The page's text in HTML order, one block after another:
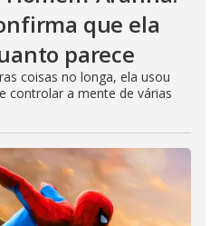
que ela
parece
coisas no longa, ela usou
controlar a mente de várias